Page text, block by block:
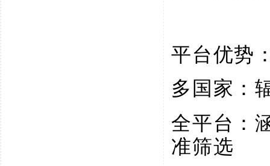
平台优势
多国家：
全平台：
准筛选